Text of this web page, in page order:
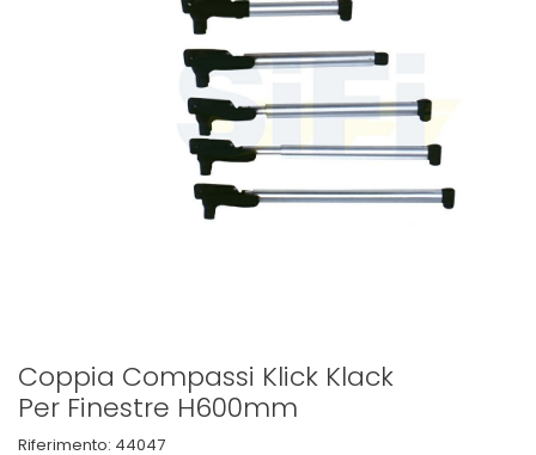
Coppia Compassi Klick Klack
Per Finestre H600mm
Riferimento: 44047